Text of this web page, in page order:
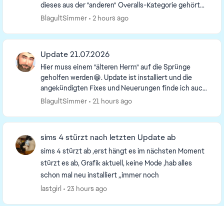
dieses aus der "anderen" Overalls-Kategorie gehört
doch in Sets: Gibt es für solche Zuordnungsfehler ...
BlagultSimmer 2 hours ago
Update 21.07.2026
Hier muss einem "älteren Herrn" auf die Sprünge
geholfen werden😁. Update ist installiert und die
angekündigten Fixes und Neuerungen finde ich auch
BlagultSimmer 21 hours ago
sims 4 stürzt nach letzten Update ab
sims 4 stürzt ab ,erst hängt es im nächsten Moment
stürzt es ab, Grafik aktuell, keine Mode ,hab alles
schon mal neu installiert ,,immer noch
lastgirl
23 hours ago